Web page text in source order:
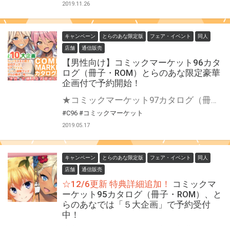
2019.11.26
キャンペーン とらのあな限定版 フェア・イベント 同人
店舗 通信販売
【男性向け】コミックマーケット96カタ
ログ（冊子・ROM）とらのあな限定豪華
企画付で予約開始！
★コミックマーケット97カタログ（冊子・ROM）・リストバンド予約開始！★ 今年もやってきました！夏の祭典コミックマーケット96が8月に開催！ とらのあなでは、恒例のカタログ特典として、今回も豪華作家陣によるイラストを収録したフルカラーイラスト集を特典としてご用意しています！ イラスト集以外にも豪華特典＆企画をご用意!! 是非とらのあなでカタログをGETしよう！ 女性向けはこちら
#C96 #コミックマーケット
2019.05.17
キャンペーン とらのあな限定版 フェア・イベント 同人
店舗 通信販売
☆12/6更新 特典詳細追加！
コミックマ
ーケット95カタログ（冊子・ROM）、と
らのあなでは「５大企画」で予約受付
中！